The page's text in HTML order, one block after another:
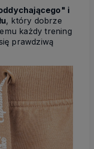
i
, który dobrze
każdy trening
prawdziwą